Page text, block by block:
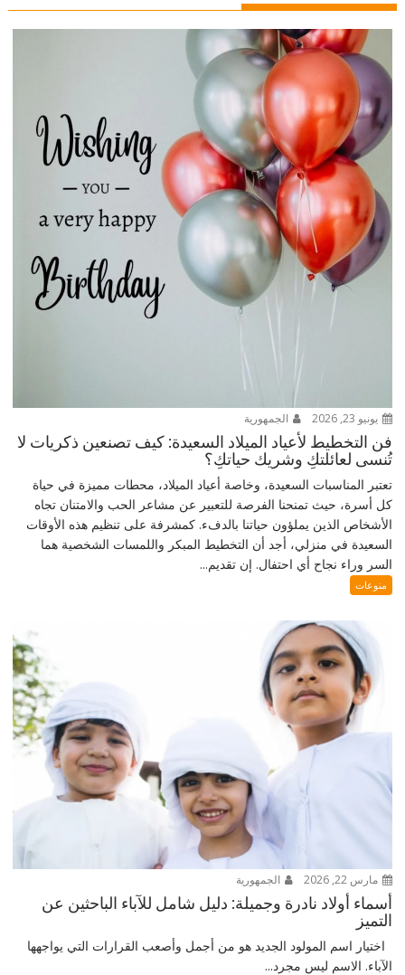
يونيو 23, 2026 الجمهورية
فن التخطيط لأعياد الميلاد السعيدة: كيف تصنعين ذكريات لا
تُنسى لعائلتكِ وشريك حياتكِ؟
تعتبر المناسبات السعيدة، وخاصة أعياد الميلاد، محطات مميزة في حياة
كل أسرة، حيث تمنحنا الفرصة للتعبير عن مشاعر الحب والامتنان تجاه
الأشخاص الذين يملؤون حياتنا بالدفء. كمشرفة على تنظيم هذه الأوقات
السعيدة في منزلي، أجد أن التخطيط المبكر واللمسات الشخصية هما
السر وراء نجاح أي احتفال. إن تقديم...
منوعات
مارس 22, 2026 الجمهورية
أسماء أولاد نادرة وجميلة: دليل شامل للآباء الباحثين عن
التميز
اختيار اسم المولود الجديد هو من أجمل وأصعب القرارات التي يواجهها
الآباء. الاسم ليس مجرد...